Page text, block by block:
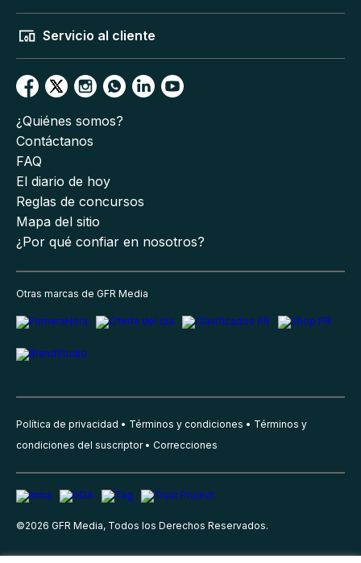
Servicio al cliente
¿Quiénes somos?
Contáctanos
FAQ
El diario de hoy
Reglas de concursos
Mapa del sitio
¿Por qué confiar en nosotros?
Otras marcas de GFR Media
Política de privacidad Términos y condiciones
Términos y
condiciones del suscriptor
Correcciones
©2026 GFR Media, Todos los Derechos Reservados.